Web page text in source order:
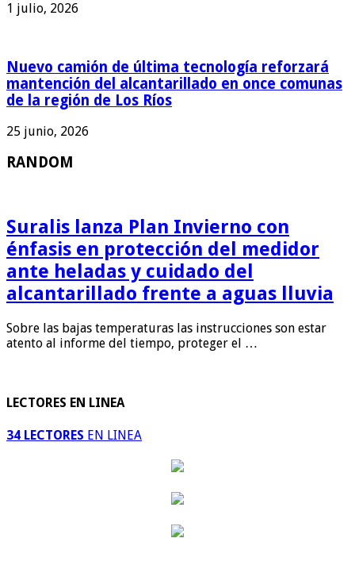
1 julio, 2026
Nuevo camión de última tecnología reforzará
mantención del alcantarillado en once comunas
de la región de Los Ríos
25 junio, 2026
RANDOM
Suralis lanza Plan Invierno con
énfasis en protección del medidor
ante heladas y cuidado del
alcantarillado frente a aguas lluvia
Sobre las bajas temperaturas las instrucciones son estar
atento al informe del tiempo, proteger el …
LECTORES EN LINEA
34 LECTORES EN LINEA